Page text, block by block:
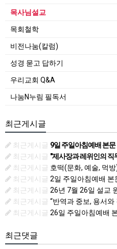
목사님설교
목회철학
비전나눔(칼럼)
성경 묻고 답하기
우리교회 Q&A
나눔N누림 필독서
최근게시글
최근게시글 9일 주일아침예배 본
최근게시글 "제사장과 레위인의 직
최근게시글 호떡(문화, 예술, 먹
최근게시글 2일 주일아침예배 본
최근게시글 26년 7월 26일 설교
최근게시글 “반역과 중보, 용서
최근게시글 26일 주일아침예배
최근댓글